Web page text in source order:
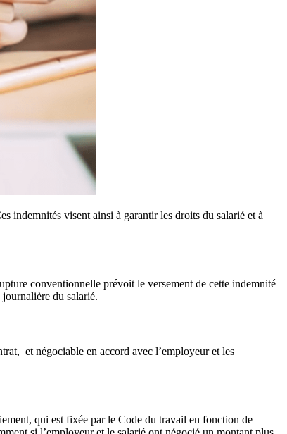
indemnités visent ainsi à garantir les droits du salarié et à
conventionnelle prévoit le versement de cette indemnité
du salarié.
et négociable en accord avec l’employeur et les
qui est fixée par le Code du travail en fonction de